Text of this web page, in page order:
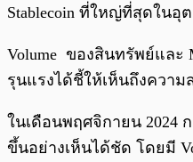
Stablecoin ที่ใหญ่ที่สุดในอุ
Volume ของสินทรัพย์และ
รุนแรงได้ชี้ให้เห็นถึงควา
ในเดือนพฤศจิกายน 2024
ขึ้นอย่างเห็นได้ชัด โดยมี